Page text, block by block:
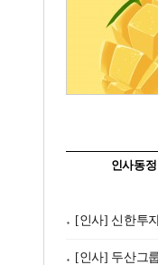
인사동정
[인사] 신한투
[인사] 두산그